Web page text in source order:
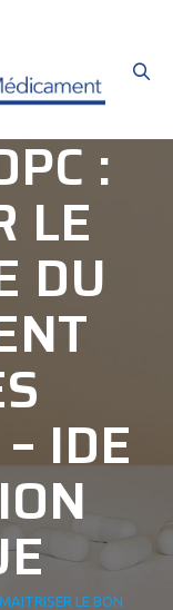
:
LE
DU
IDE
LE BON